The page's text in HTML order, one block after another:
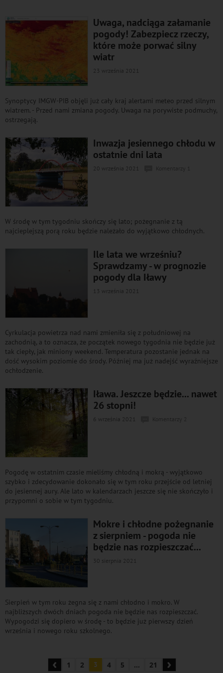
Uwaga, nadciąga załamanie
pogody! Zabezpiecz rzeczy,
które może porwać silny
wiatr
23 września 2021
Synoptycy IMGW-PIB objęli już cały kraj alertami meteo przed silnym
wiatrem. - Przed nami zmiana pogody. Uwaga na porywiste podmuchy,
ostrzegają.
Inwazja jesiennego chłodu w
ostatnie dni lata
20 września 2021
W środę w tym tygodniu skończy się lato; pożegnanie z tą
najcieplejszą porą roku będzie należało do wyjątkowo chłodnych.
Ile lata we wrześniu?
Sprawdzamy - w prognozie
pogody dla Iławy
13 września 2021
Cyrkulacja powietrza nad nami zmieniła się z południowej na
zachodnią, a to oznacza, że początek nowego tygodnia nie będzie już
tak ciepły, jak miniony weekend. Temperatura pozostanie jednak na
dość wysokim poziomie do środy. Później ma już nadejść wyraźniejsze
ochłodzenie.
Iława. Jeszcze będzie... nawet
26 stopni!
6 września 2021
Pogodę w ostatnim czasie mieliśmy chłodną i mokrą - wyjątkowo
szybko i zdecydowanie dokonało się w tym roku przejście od letniej
do jesiennej aury. Ale lato w kalendarzach jeszcze się nie skończyło i
przypomni o sobie w tym tygodniu.
Mokre i chłodne pożegnanie
z sierpniem - pogoda nie
będzie nas rozpieszczać...
30 sierpnia 2021
Sierpień w tym roku żegna się z nami chłodno i mokro. W
najbliższych dwóch dniach pogoda nie będzie nas rozpieszczać.
Wypogodzi się dopiero w środę - to będzie już pierwszy dzień
września i nowego roku szkolnego.
‹ 1 2 3 4 5 ... 21 ›